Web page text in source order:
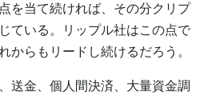
を当て続ければ、その分クリプ
ている。リップル社はこの点で
からもリードし続けるだろう。
送金、個人間決済、大量資金調